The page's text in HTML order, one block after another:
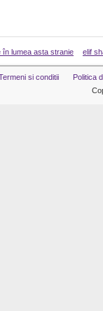
în lumea asta stranie elif
si conditii Politica